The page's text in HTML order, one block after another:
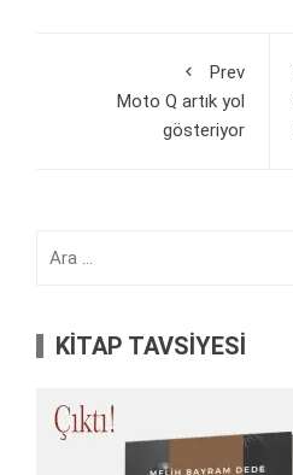
Prev
Moto Q artık yol
gösteriyor
KİTAP TAVSİYESİ